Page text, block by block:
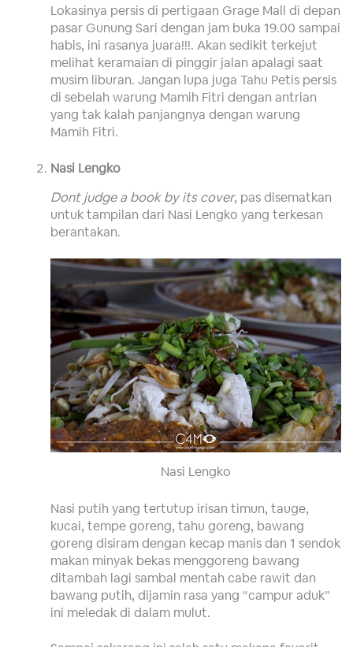
Lokasinya persis di pertigaan Grage Mall di depan
pasar Gunung Sari dengan jam buka 19.00 sampai
habis, ini rasanya juara!!!. Akan sedikit terkejut
melihat keramaian di pinggir jalan apalagi saat
musim liburan. Jangan lupa juga Tahu Petis persis
di sebelah warung Mamih Fitri dengan antrian
yang tak kalah panjangnya dengan warung
Mamih Fitri.
Nasi Lengko
Dont judge a book by its cover, pas disematkan
untuk tampilan dari Nasi Lengko yang terkesan
berantakan.
Nasi Lengko
Nasi putih yang tertutup irisan timun, tauge,
kucai, tempe goreng, tahu goreng, bawang
goreng disiram dengan kecap manis dan 1 sendok
makan minyak bekas menggoreng bawang
ditambah lagi sambal mentah cabe rawit dan
bawang putih, dijamin rasa yang “campur aduk”
ini meledak di dalam mulut.